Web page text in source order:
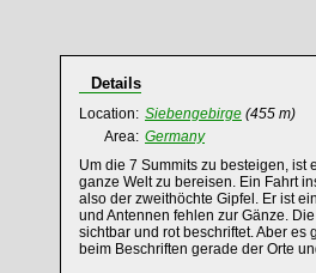
Details
Location: Siebengebirge (455 m)
Area: Germany
Um die 7 Summits zu besteigen,
ganze Welt zu bereisen. Ein Fahrt
also der zweithöchte Gipfel. Er ist
und Antennen fehlen zur Gänze.
sichtbar und rot beschriftet. Aber
beim Beschriften gerade der Orte